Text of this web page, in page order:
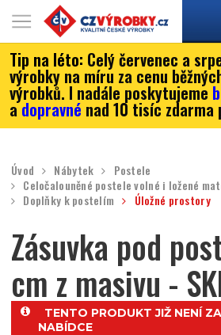
Tip na léto: Celý červenec a
výrobky na míru za cenu
výrobků. I nadále poskytujeme
adopravné nad 10 tisíc zdarma
Úvod Nábytek
Postele
Celočalouněné postele volné i ložené
Doplňky k postelím
Úložné prostory
Zásuvka pod
cm z masivu -
TENTO PRODUKT JIŽ NENÍ
NABÍDCE